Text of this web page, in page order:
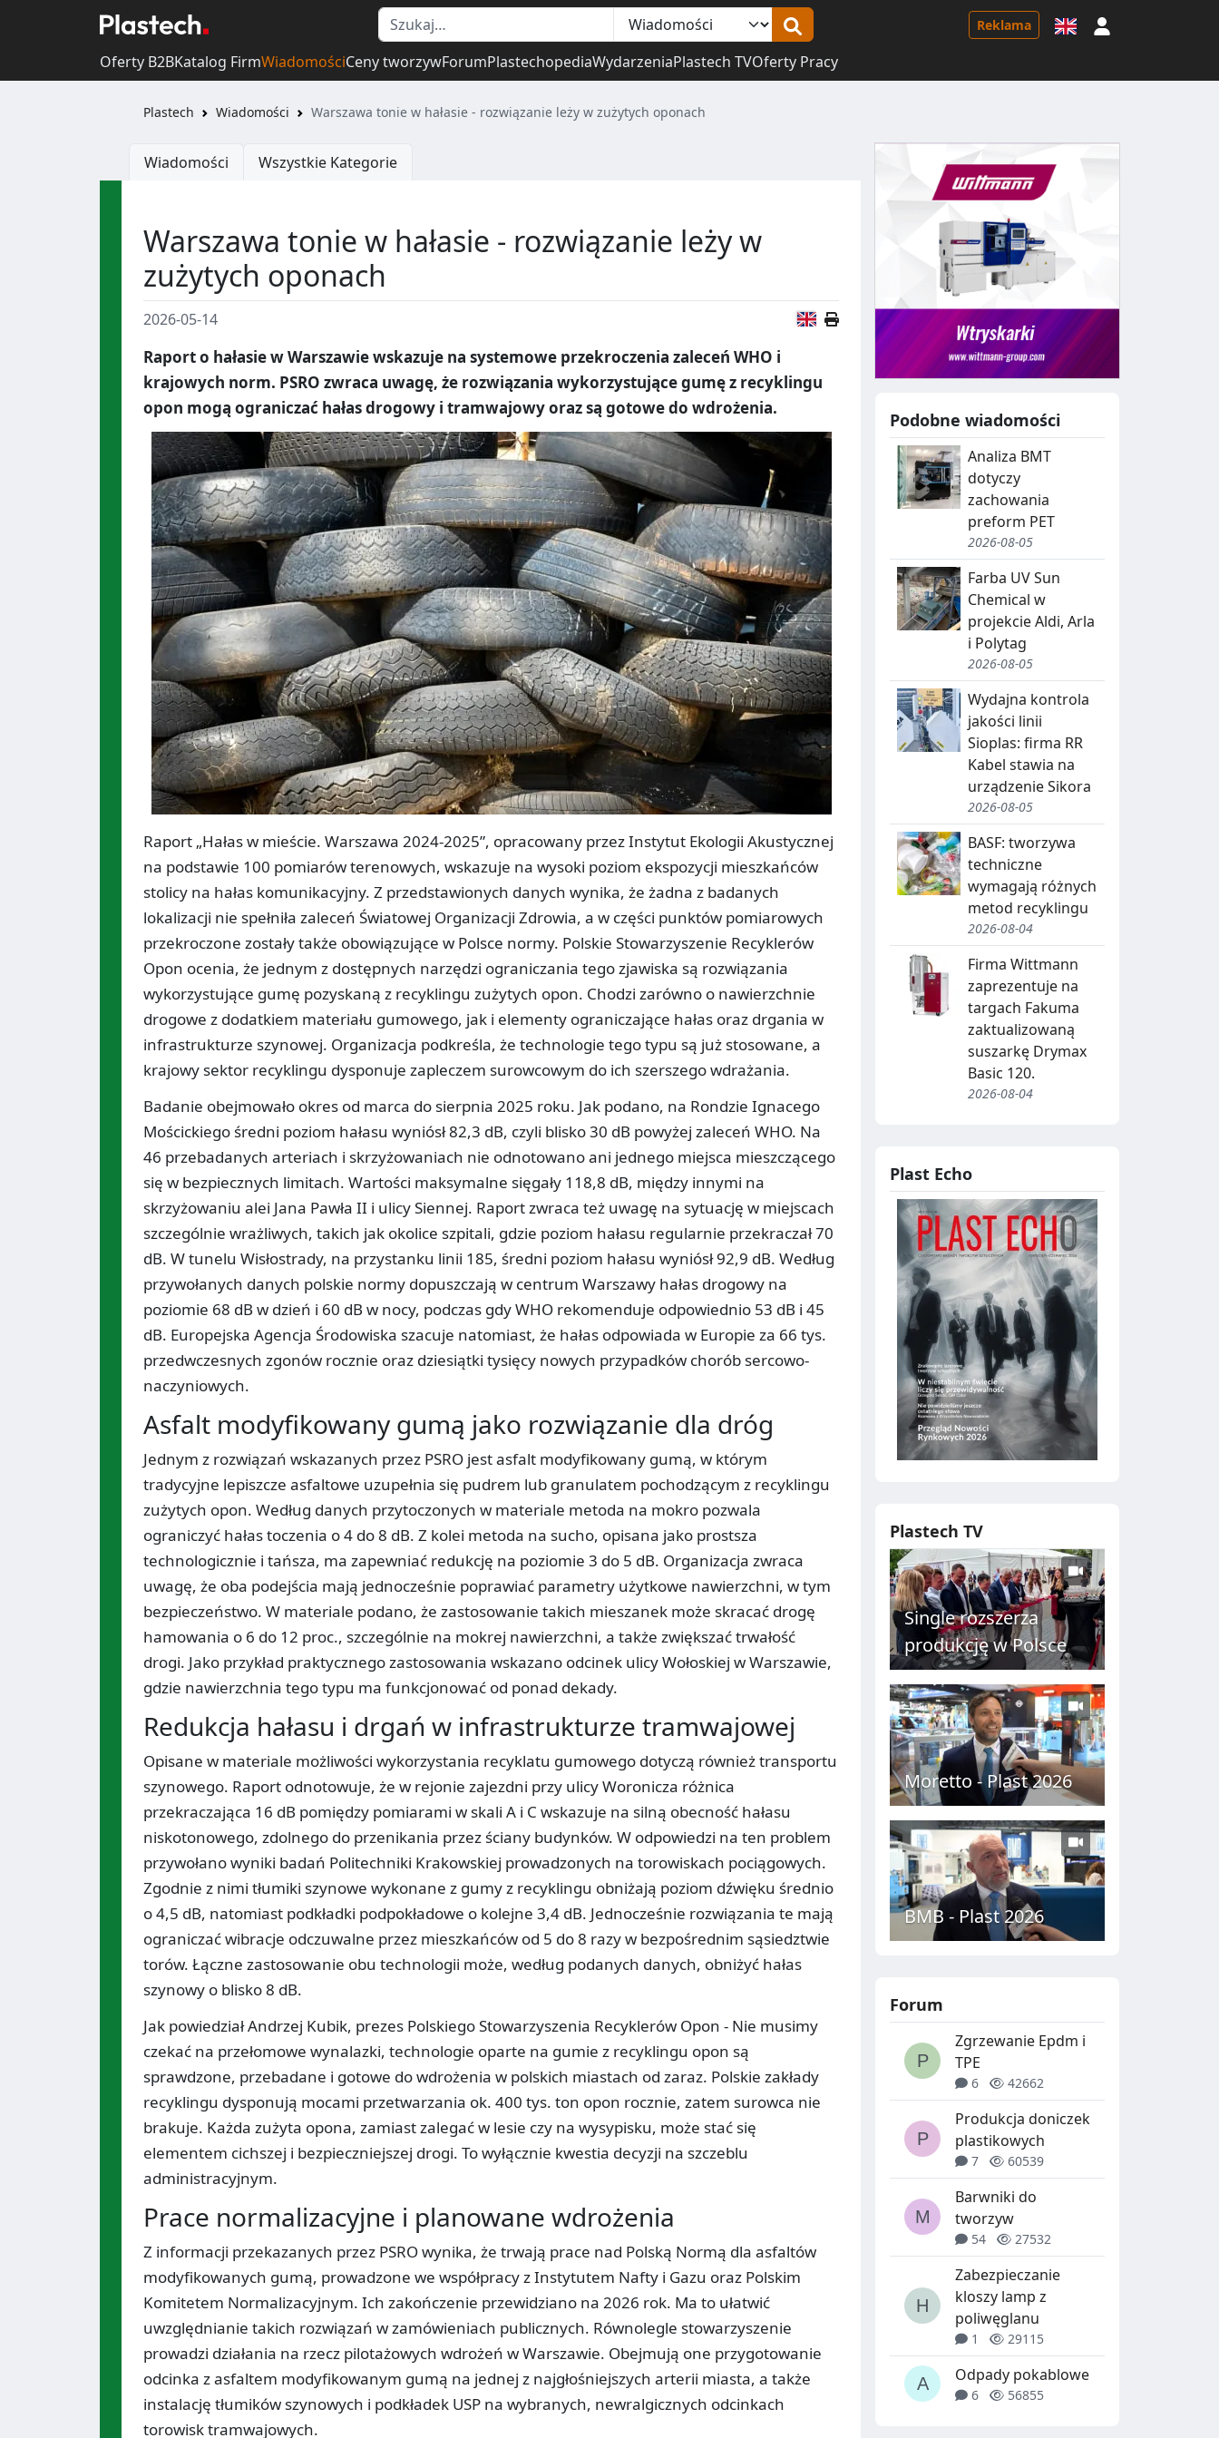
Reklama
Oferty B2BKatalog FirmWiadomościCeny tworzywForumPlastechopediaWydarzeniaPlastech TVOferty Pracy
Plastech Wiadomości Warszawa tonie w hałasie - rozwiązanie leży w zużytych oponach
Wiadomości Wszystkie Kategorie
Warszawa tonie w hałasie - rozwiązanie leży w
zużytych oponach
2026-05-14 Wersja angielska
Raport o hałasie w Warszawie wskazuje na systemowe przekroczenia zaleceń WHO i
krajowych norm. PSRO zwraca uwagę, że rozwiązania wykorzystujące gumę z recyklingu
opon mogą ograniczać hałas drogowy i tramwajowy oraz są gotowe do wdrożenia.
Raport „Hałas w mieście. Warszawa 2024-2025”, opracowany przez Instytut Ekologii Akustycznej
na podstawie 100 pomiarów terenowych, wskazuje na wysoki poziom ekspozycji mieszkańców
stolicy na hałas komunikacyjny. Z przedstawionych danych wynika, że żadna z badanych
lokalizacji nie spełniła zaleceń Światowej Organizacji Zdrowia, a w części punktów pomiarowych
przekroczone zostały także obowiązujące w Polsce normy. Polskie Stowarzyszenie Recyklerów
Opon ocenia, że jednym z dostępnych narzędzi ograniczania tego zjawiska są rozwiązania
wykorzystujące gumę pozyskaną z recyklingu zużytych opon. Chodzi zarówno o nawierzchnie
drogowe z dodatkiem materiału gumowego, jak i elementy ograniczające hałas oraz drgania w
infrastrukturze szynowej. Organizacja podkreśla, że technologie tego typu są już stosowane, a
krajowy sektor recyklingu dysponuje zapleczem surowcowym do ich szerszego wdrażania.
Badanie obejmowało okres od marca do sierpnia 2025 roku. Jak podano, na Rondzie Ignacego
Mościckiego średni poziom hałasu wyniósł 82,3 dB, czyli blisko 30 dB powyżej zaleceń WHO. Na
46 przebadanych arteriach i skrzyżowaniach nie odnotowano ani jednego miejsca mieszczącego
się w bezpiecznych limitach. Wartości maksymalne sięgały 118,8 dB, między innymi na
skrzyżowaniu alei Jana Pawła II i ulicy Siennej. Raport zwraca też uwagę na sytuację w miejscach
szczególnie wrażliwych, takich jak okolice szpitali, gdzie poziom hałasu regularnie przekraczał 70
dB. W tunelu Wisłostrady, na przystanku linii 185, średni poziom hałasu wyniósł 92,9 dB. Według
przywołanych danych polskie normy dopuszczają w centrum Warszawy hałas drogowy na
poziomie 68 dB w dzień i 60 dB w nocy, podczas gdy WHO rekomenduje odpowiednio 53 dB i 45
dB. Europejska Agencja Środowiska szacuje natomiast, że hałas odpowiada w Europie za 66 tys.
przedwczesnych zgonów rocznie oraz dziesiątki tysięcy nowych przypadków chorób sercowo-
naczyniowych.
Asfalt modyfikowany gumą jako rozwiązanie dla dróg
Jednym z rozwiązań wskazanych przez PSRO jest asfalt modyfikowany gumą, w którym
tradycyjne lepiszcze asfaltowe uzupełnia się pudrem lub granulatem pochodzącym z recyklingu
zużytych opon. Według danych przytoczonych w materiale metoda na mokro pozwala
ograniczyć hałas toczenia o 4 do 8 dB. Z kolei metoda na sucho, opisana jako prostsza
technologicznie i tańsza, ma zapewniać redukcję na poziomie 3 do 5 dB. Organizacja zwraca
uwagę, że oba podejścia mają jednocześnie poprawiać parametry użytkowe nawierzchni, w tym
bezpieczeństwo. W materiale podano, że zastosowanie takich mieszanek może skracać drogę
hamowania o 6 do 12 proc., szczególnie na mokrej nawierzchni, a także zwiększać trwałość
drogi. Jako przykład praktycznego zastosowania wskazano odcinek ulicy Wołoskiej w Warszawie,
gdzie nawierzchnia tego typu ma funkcjonować od ponad dekady.
Redukcja hałasu i drgań w infrastrukturze tramwajowej
Opisane w materiale możliwości wykorzystania recyklatu gumowego dotyczą również transportu
szynowego. Raport odnotowuje, że w rejonie zajezdni przy ulicy Woronicza różnica
przekraczająca 16 dB pomiędzy pomiarami w skali A i C wskazuje na silną obecność hałasu
niskotonowego, zdolnego do przenikania przez ściany budynków. W odpowiedzi na ten problem
przywołano wyniki badań Politechniki Krakowskiej prowadzonych na torowiskach pociągowych.
Zgodnie z nimi tłumiki szynowe wykonane z gumy z recyklingu obniżają poziom dźwięku średnio
o 4,5 dB, natomiast podkładki podpokładowe o kolejne 3,4 dB. Jednocześnie rozwiązania te mają
ograniczać wibracje odczuwalne przez mieszkańców od 5 do 8 razy w bezpośrednim sąsiedztwie
torów. Łączne zastosowanie obu technologii może, według podanych danych, obniżyć hałas
szynowy o blisko 8 dB.
Jak powiedział Andrzej Kubik, prezes Polskiego Stowarzyszenia Recyklerów Opon - Nie musimy
czekać na przełomowe wynalazki, technologie oparte na gumie z recyklingu opon są
sprawdzone, przebadane i gotowe do wdrożenia w polskich miastach od zaraz. Polskie zakłady
recyklingu dysponują mocami przetwarzania ok. 400 tys. ton opon rocznie, zatem surowca nie
brakuje. Każda zużyta opona, zamiast zalegać w lesie czy na wysypisku, może stać się
elementem cichszej i bezpieczniejszej drogi. To wyłącznie kwestia decyzji na szczeblu
administracyjnym.
Prace normalizacyjne i planowane wdrożenia
Z informacji przekazanych przez PSRO wynika, że trwają prace nad Polską Normą dla asfaltów
modyfikowanych gumą, prowadzone we współpracy z Instytutem Nafty i Gazu oraz Polskim
Komitetem Normalizacyjnym. Ich zakończenie przewidziano na 2026 rok. Ma to ułatwić
uwzględnianie takich rozwiązań w zamówieniach publicznych. Równolegle stowarzyszenie
prowadzi działania na rzecz pilotażowych wdrożeń w Warszawie. Obejmują one przygotowanie
odcinka z asfaltem modyfikowanym gumą na jednej z najgłośniejszych arterii miasta, a także
instalację tłumików szynowych i podkładek USP na wybranych, newralgicznych odcinkach
torowisk tramwajowych.
Podobne wiadomości
Analiza BMT
dotyczy
zachowania
preform PET
2026-08-05
Farba UV Sun
Chemical w
projekcie Aldi, Arla
i Polytag
2026-08-05
Wydajna kontrola
jakości linii
Sioplas: firma RR
Kabel stawia na
urządzenie Sikora
2026-08-05
BASF: tworzywa
techniczne
wymagają różnych
metod recyklingu
2026-08-04
Firma Wittmann
zaprezentuje na
targach Fakuma
zaktualizowaną
suszarkę Drymax
Basic 120.
2026-08-04
Plast Echo
Plastech TV
Single rozszerza
produkcję w Polsce
Moretto - Plast 2026
BMB - Plast 2026
Forum
Zgrzewanie Epdm i
TPE
6 42662
Produkcja doniczek
plastikowych
7 60539
Barwniki do
tworzyw
54 27532
Zabezpieczanie
kloszy lamp z
poliwęglanu
1 29115
Odpady pokablowe
6 56855